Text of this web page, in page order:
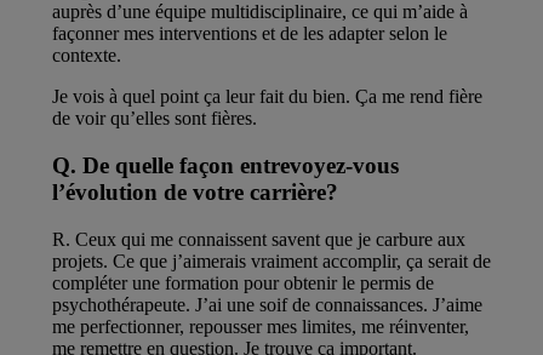
auprès d’une équipe multidisciplinaire, ce qui m’aide à
façonner mes interventions et de les adapter selon le
contexte.
Je vois à quel point ça leur fait du bien. Ça me rend fière
de voir qu’elles sont fières.
Q. De quelle façon entrevoyez-vous
l’évolution de votre carrière?
R. Ceux qui me connaissent savent que je carbure aux
projets. Ce que j’aimerais vraiment accomplir, ça serait de
compléter une formation pour obtenir le permis de
psychothérapeute. J’ai une soif de connaissances. J’aime
me perfectionner, repousser mes limites, me réinventer,
me remettre en question. Je trouve ça important.